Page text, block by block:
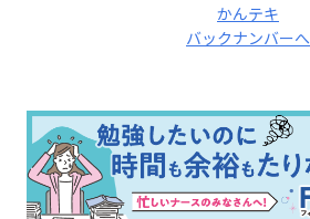
かんテキ
バックナンバーへ